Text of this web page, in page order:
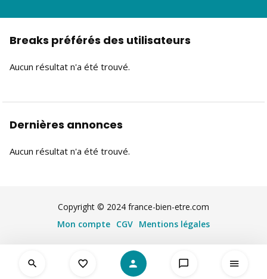
Breaks préférés des utilisateurs
Aucun résultat n'a été trouvé.
Dernières annonces
Aucun résultat n'a été trouvé.
Copyright © 2024 france-bien-etre.com
Mon compte CGV Mentions légales